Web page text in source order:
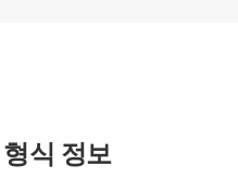
형식 정보